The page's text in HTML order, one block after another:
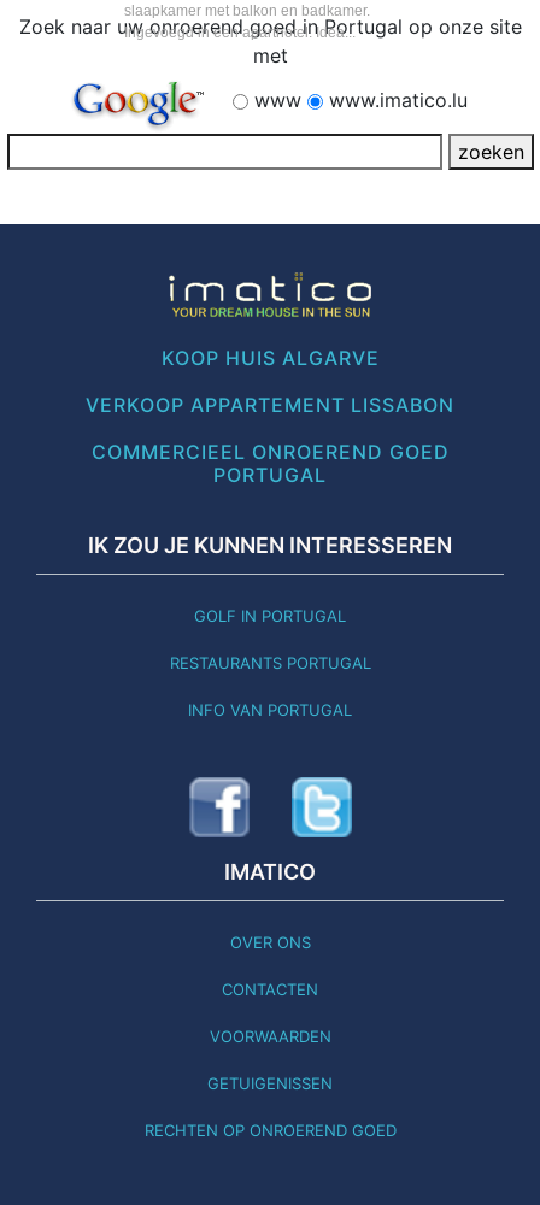
slaapkamer met balkon en badkamer.
Ingevoegd in een aparthotel. Idea...
Zoek naar uw onroerend goed in Portugal op onze site
met
www
www.imatico.lu
KOOP HUIS ALGARVE
VERKOOP APPARTEMENT LISSABON
COMMERCIEEL ONROEREND GOED
PORTUGAL
IK ZOU JE KUNNEN INTERESSEREN
GOLF IN PORTUGAL
RESTAURANTS PORTUGAL
INFO VAN PORTUGAL
IMATICO
OVER ONS
CONTACTEN
VOORWAARDEN
GETUIGENISSEN
RECHTEN OP ONROEREND GOED